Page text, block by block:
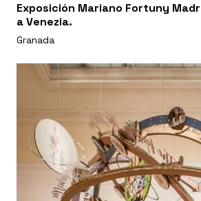
Exposición Mariano Fortuny
a Venezia.
Granada